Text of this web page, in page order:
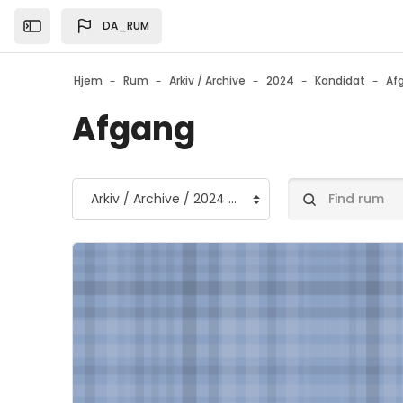
Open the sidebar
DA_RUM
Hjem Rum Arkiv / Archive 2024 Kandidat
Afgang
Rumkategorier Find rum
Forsidebillede" Afgang_E24